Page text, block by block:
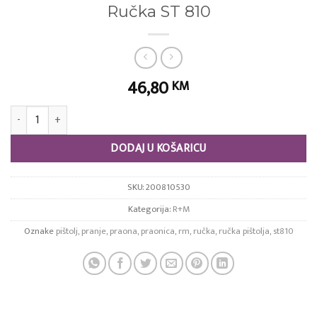
Ručka ST 810
46,80 KM
Ručka ST 810 količina
DODAJ U KOŠARICU
SKU:200810530
Kategorija:R+M
Oznakepištolj,pranje,praona,praonica,rm,ručka,ručka pištolja,st810